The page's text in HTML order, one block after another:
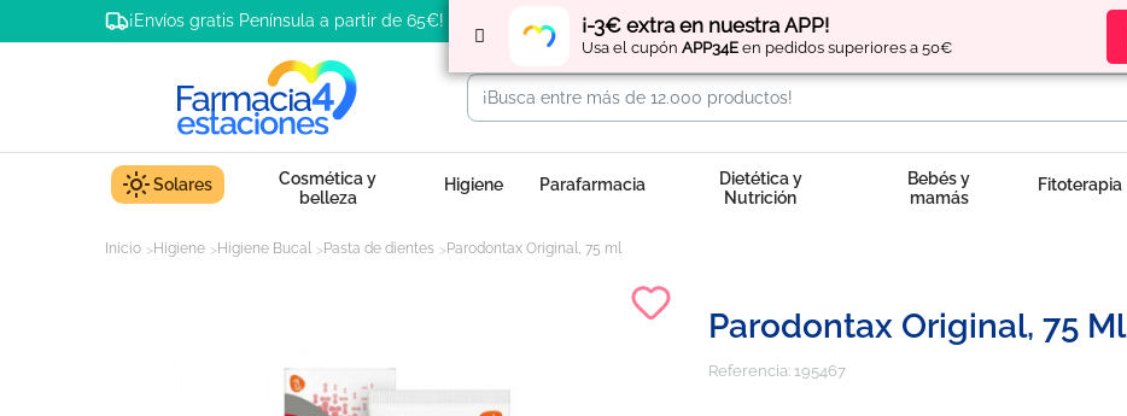
¡-3€ extra en nuestra APP!
Usa el cupón APP34E en pedidos superiores a 50€
¡Envíos gratis Península a partir de 65€! Regístratey obtén
Solares
Cosmética y
belleza
Higiene Parafarmacia
Dietética y
Nutrición
Bebés y
mamás
Fitoterapia
Inicio Higiene Higiene Bucal Pasta de dientes Parodontax Original, 75 ml
Parodontax Original, 75 Ml
Referencia: 195467